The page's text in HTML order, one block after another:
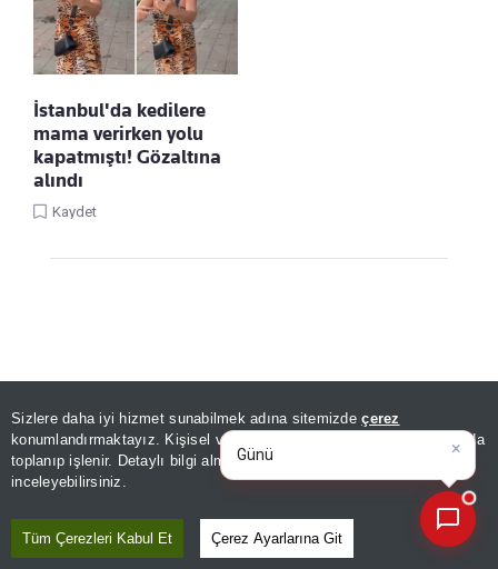
Sizlere daha iyi hizmet sunabilmek adına sitemizdeçerez
konumlandırmaktayız. Kişisel verileriniz, KVKK ve GDPR kapsamında
toplanıp işlenir. Detaylı bilgi almak için
inceleyebilirsiniz.
Tüm Çerezleri Kabul Et Çerez Ayarlarına Git
İstanbul'da kedilere
mama verirken yolu
kapatmıştı! Gözaltına
alındı
Kaydet
Linke Tıkla, Türkiye Gazetesi'ni Google
Favorilerine Ekle!
×
Günün spor, gündem ve
ekonomi gelişmelerini anali